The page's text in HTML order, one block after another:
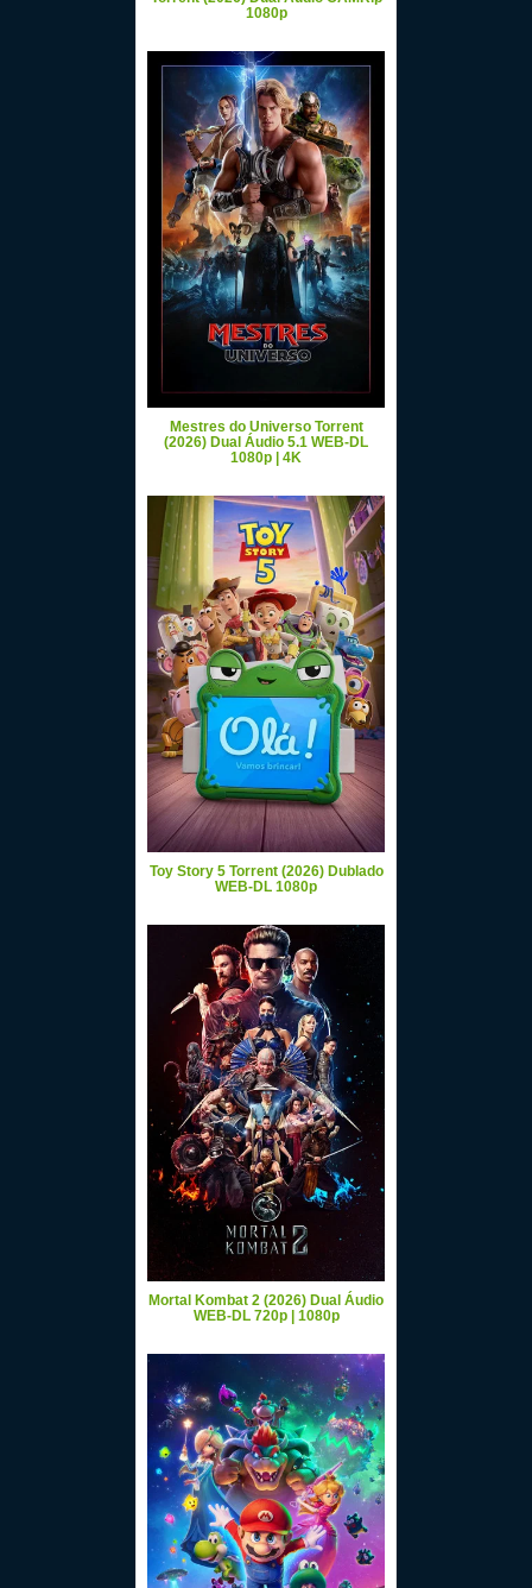
1080p
Mestres do Universo Torrent
(2026) Dual Áudio 5.1 WEB-DL
1080p | 4K
Toy Story 5 Torrent (2026) Dublado
WEB-DL 1080p
Mortal Kombat 2 (2026) Dual Áudio
WEB-DL 720p | 1080p